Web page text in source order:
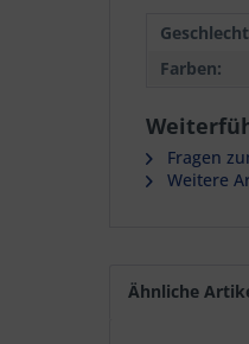
Farben:
Fragen
Weitere
Ähnliche